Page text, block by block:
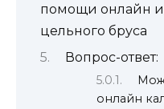
помощи онлайн
цельного бруса
Вопрос-ответ:
онлайн